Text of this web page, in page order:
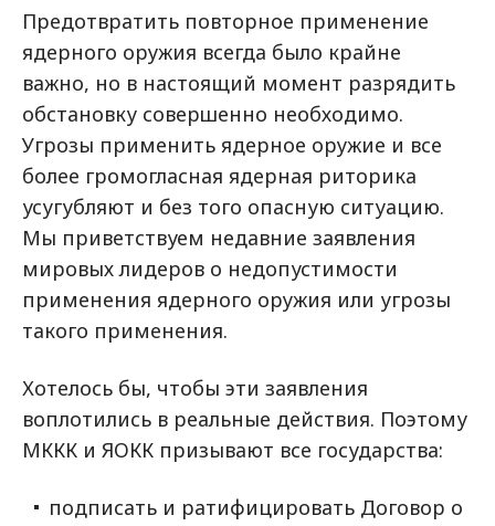
Предотвратить повторное применение
ядерного оружия всегда было крайне
важно, но в настоящий момент разрядить
обстановку совершенно необходимо.
Угрозы применить ядерное оружие и все
более громогласная ядерная риторика
усугубляют и без того опасную ситуацию.
Мы приветствуем недавние заявления
мировых лидеров о недопустимости
применения ядерного оружия или угрозы
такого применения.
Хотелось бы, чтобы эти заявления
воплотились в реальные действия. Поэтому
МККК и ЯОКК призывают все государства:
подписать и ратифицировать Договор о